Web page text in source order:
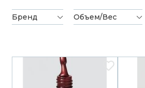
Бренд Объем/Вес